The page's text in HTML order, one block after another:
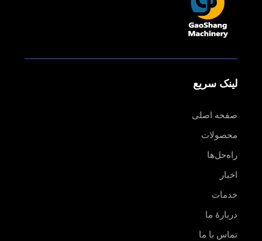
لینک سریع
صفحه اصلی
محصولات
راه‌حل‌ها
اخبار
خدمات
دربارهٔ ما
تماس با ما